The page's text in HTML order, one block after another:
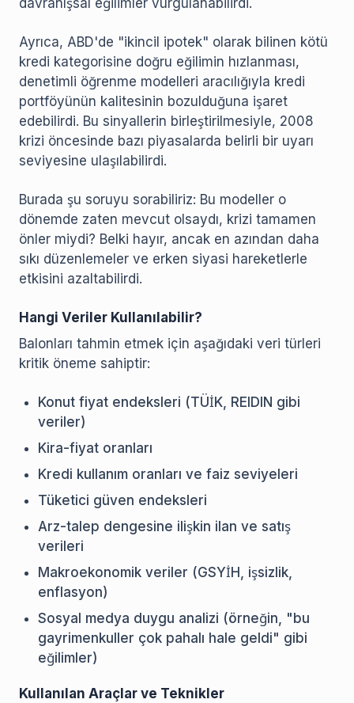
davranışsal eğilimler vurgulanabilirdi.
Ayrıca, ABD'de "ikincil ipotek" olarak bilinen kötü
kredi kategorisine doğru eğilimin hızlanması,
denetimli öğrenme modelleri aracılığıyla kredi
portföyünün kalitesinin bozulduğuna işaret
edebilirdi. Bu sinyallerin birleştirilmesiyle, 2008
krizi öncesinde bazı piyasalarda belirli bir uyarı
seviyesine ulaşılabilirdi.
Burada şu soruyu sorabiliriz: Bu modeller o
dönemde zaten mevcut olsaydı, krizi tamamen
önler miydi? Belki hayır, ancak en azından daha
sıkı düzenlemeler ve erken siyasi hareketlerle
etkisini azaltabilirdi.
Hangi Veriler Kullanılabilir?
Balonları tahmin etmek için aşağıdaki veri türleri
kritik öneme sahiptir:
Konut fiyat endeksleri (TÜİK, REIDIN gibi
veriler)
Kira-fiyat oranları
Kredi kullanım oranları ve faiz seviyeleri
Tüketici güven endeksleri
Arz-talep dengesine ilişkin ilan ve satış
verileri
Makroekonomik veriler (GSYİH, işsizlik,
enflasyon)
Sosyal medya duygu analizi (örneğin, "bu
gayrimenkuller çok pahalı hale geldi" gibi
eğilimler)
Kullanılan Araçlar ve Teknikler